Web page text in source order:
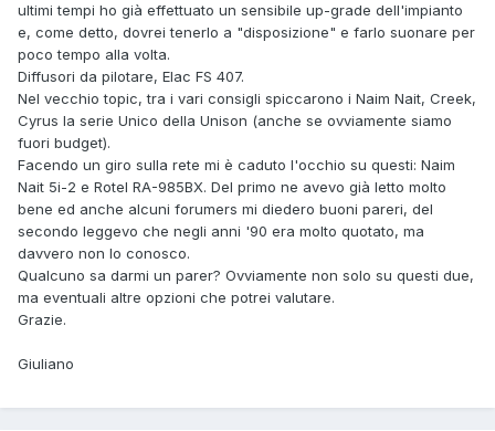
ultimi tempi ho già effettuato un sensibile up-grade dell'impianto
e, come detto, dovrei tenerlo a "disposizione" e farlo suonare per
poco tempo alla volta.
Diffusori da pilotare, Elac FS 407.
Nel vecchio topic, tra i vari consigli spiccarono i Naim Nait, Creek,
Cyrus la serie Unico della Unison (anche se ovviamente siamo
fuori budget).
Facendo un giro sulla rete mi è caduto l'occhio su questi: Naim
Nait 5i-2 e Rotel RA-985BX. Del primo ne avevo già letto molto
bene ed anche alcuni forumers mi diedero buoni pareri, del
secondo leggevo che negli anni '90 era molto quotato, ma
davvero non lo conosco.
Qualcuno sa darmi un parer? Ovviamente non solo su questi due,
ma eventuali altre opzioni che potrei valutare.
Grazie.
Giuliano